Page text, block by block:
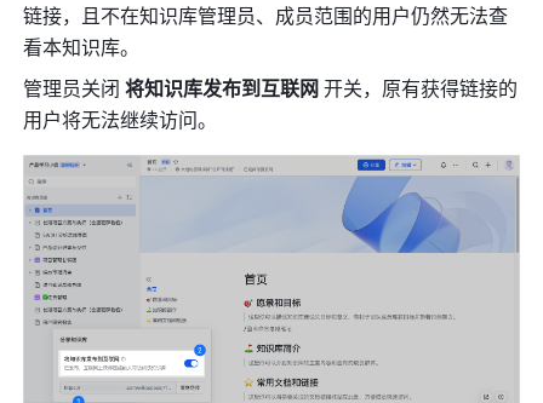
链接，且不在知识库管理员、成员范围的用户仍然无法查
看本知识库。
管理员关闭 将知识库发布到互联网 开关，原有获得链接的
用户将无法继续访问。